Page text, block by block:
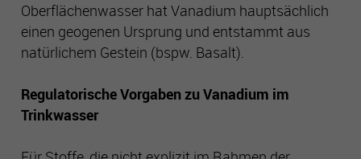
Oberflächenwasser hat Vanadium hauptsächlich
einen geogenen Ursprung und entstammt aus
natürlichem Gestein (bspw. Basalt).
Regulatorische Vorgaben zu Vanadium im
Trinkwasser
aufzubauen und Ihnen relevante Werbung auf anderen
Seiten zu zeigen. Das beruht auf der eindeutigen
Identifizierung Ihres Browsers und Internetgeräts. Wenn Sie
diese Cookies nicht zulassen, erhalten Sie weniger gezielte